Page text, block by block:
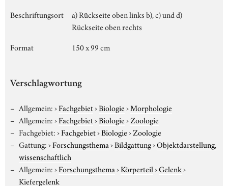
Beschriftungsort
a) Rückseite oben links b), c) und d)
Rückseite oben rechts
Format
150 x 99 cm
Verschlagwortung
Allgemein:›Fachgebiet›Biologie›Morphologie
Allgemein:›Fachgebiet›Biologie›Zoologie
Fachgebiet:›Fachgebiet›Biologie›Zoologie
Gattung:›Forschungsthema›Bildgattung›Objektdarstellung,
wissenschaftlich
Allgemein:›Forschungsthema›Körperteil›Gelenk›
Kiefergelenk